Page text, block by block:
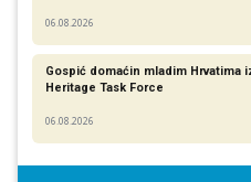
06.08.2026
Gospić domaćin mladim Hrvatima
Heritage Task Force
06.08.2026